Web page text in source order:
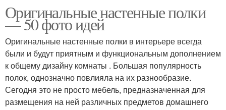
Оригинальные настенные полки
— 50 фото идей
Оригинальные настенные полки в интерьере всегда
были и будут приятным и функциональным дополнением
к общему дизайну комнаты . Большая популярность
полок, однозначно повлияла на их разнообразие.
Сегодня это не просто мебель, предназначенная для
размещения на ней различных предметов домашнего